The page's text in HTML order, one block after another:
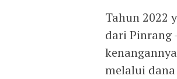
Tahun 2022
dari Pinrang
melalui